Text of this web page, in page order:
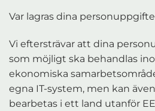
Var lagras dina
Vi eftersträvar att dina
som möjligt ska behandlas
ekonomiska
egna IT-system, men kan
bearbetas i ett land utanför